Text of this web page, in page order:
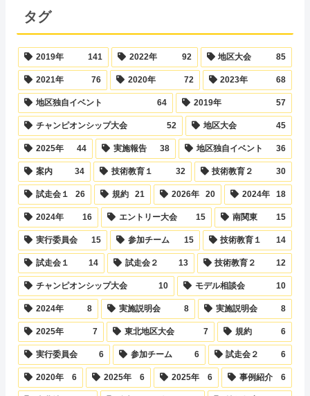
タグ
2019年 141 2022年 92 地区大会 85
2021年 76 2020年 72 2023年 68
地区独自イベント 64 2019年 57
チャンピオンシップ大会 52 地区大会 45
2025年 44 実施報告 38 地区独自イベント 36
案内 34 技術教育１ 32 技術教育２ 30
試走会１ 26 規約 21 2026年 20 2024年 18
2024年 16 エントリー大会 15 南関東 15
実行委員会 15 参加チーム 15 技術教育１ 14
試走会１ 14 試走会２ 13 技術教育２ 12
チャンピオンシップ大会 10 モデル相談会 10
2024年 8 実施説明会 8 実施説明会 8
2025年 7 東北地区大会 7 規約 6
実行委員会 6 参加チーム 6 試走会２ 6
2020年 6 2025年 6 2025年 6 事例紹介 6